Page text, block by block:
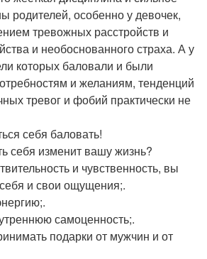
родителей, особенно у девочек,
тревожных расстройств и
и необоснованного страха. А у
которых баловали и были
и желаниям, тенденций
тревог и фобий практически не
себя баловать!
себя изменит вашу жизнь?
и чувственность, вы
и свои ощущения;.
самоценность;.
подарки от мужчин и от